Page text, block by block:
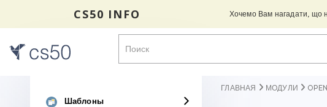
CS50 INFO Хочемо Вам нагадати, що
Шаблоны
ГЛАВНАЯ МОДУЛИ